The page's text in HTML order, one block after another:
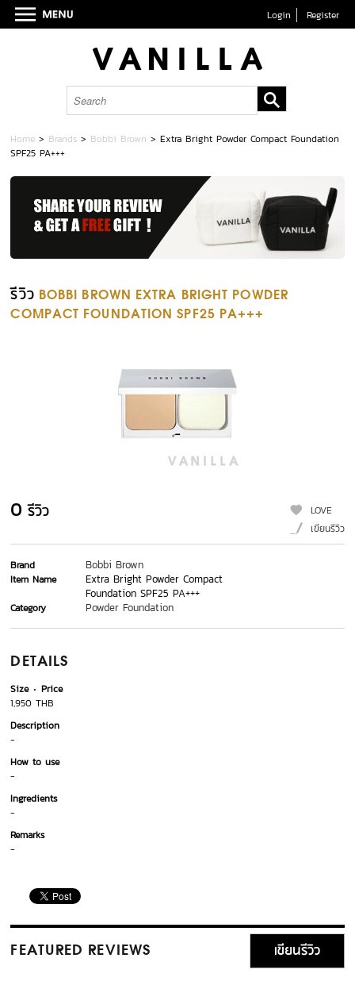
Login Register
Home > Brands > Bobbi Brown >Extra Bright Powder Compact Foundation
SPF25 PA+++
รีวิว BOBBI BROWN EXTRA BRIGHT POWDER
COMPACT FOUNDATION SPF25 PA+++
0 รีวิว
LOVE
เขียนรีวิว
Brand Bobbi Brown
Item Name
Extra Bright Powder Compact
Foundation SPF25 PA+++
Category Powder Foundation
DETAILS
Size
Price
1,950 THB
Description
-
How to use
-
Ingredients
-
Remarks
-
FEATURED REVIEWS เขียนรีวิว